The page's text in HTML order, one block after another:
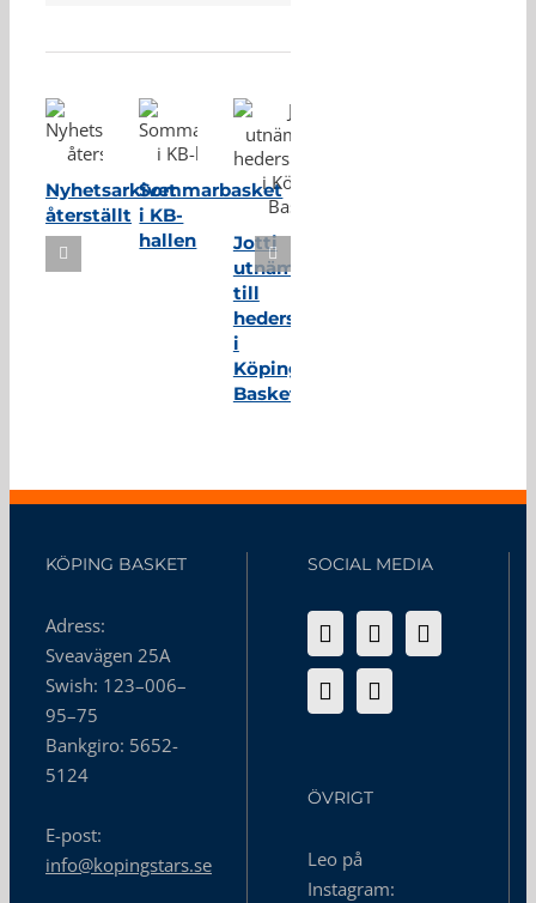
Nyhetsarkivet
återställt
Sommarbasket
i KB-
hallen
Jotti
utnämnd
till
hedersmedlem
i
Köping
Basket
KÖPING BASKET
Adress:
Sveavägen 25A
Swish: 123–006–
95–75
Bankgiro: 5652-
5124
E-post:
info@kopingstars.se
SOCIAL MEDIA
ÖVRIGT
Leo på
Instagram: